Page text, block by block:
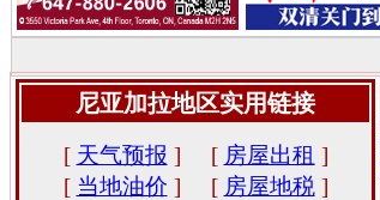
尼亚加拉地区实用链接
[ 天气预报 ] [ 房屋出租 ]
[ 当地油价 ] [ 房屋地税]